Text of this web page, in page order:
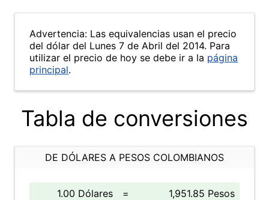
Advertencia: Las equivalencias usan el precio
del dólar del Lunes 7 de Abril del 2014. Para
utilizar el precio de hoy se debe ir a la página
principal.
Tabla de conversiones
DE DÓLARES A PESOS COLOMBIANOS
1.00 Dólares =
1,951.85 Pesos